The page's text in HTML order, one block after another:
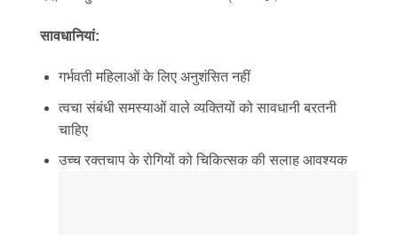
सावधानियां:
गर्भवती महिलाओं के लिए अनुशंसित नहीं
त्वचा संबंधी समस्याओं वाले व्यक्तियों को सावधानी बरतनी
चाहिए
उच्च रक्तचाप के रोगियों को चिकित्सक की सलाह आवश्यक